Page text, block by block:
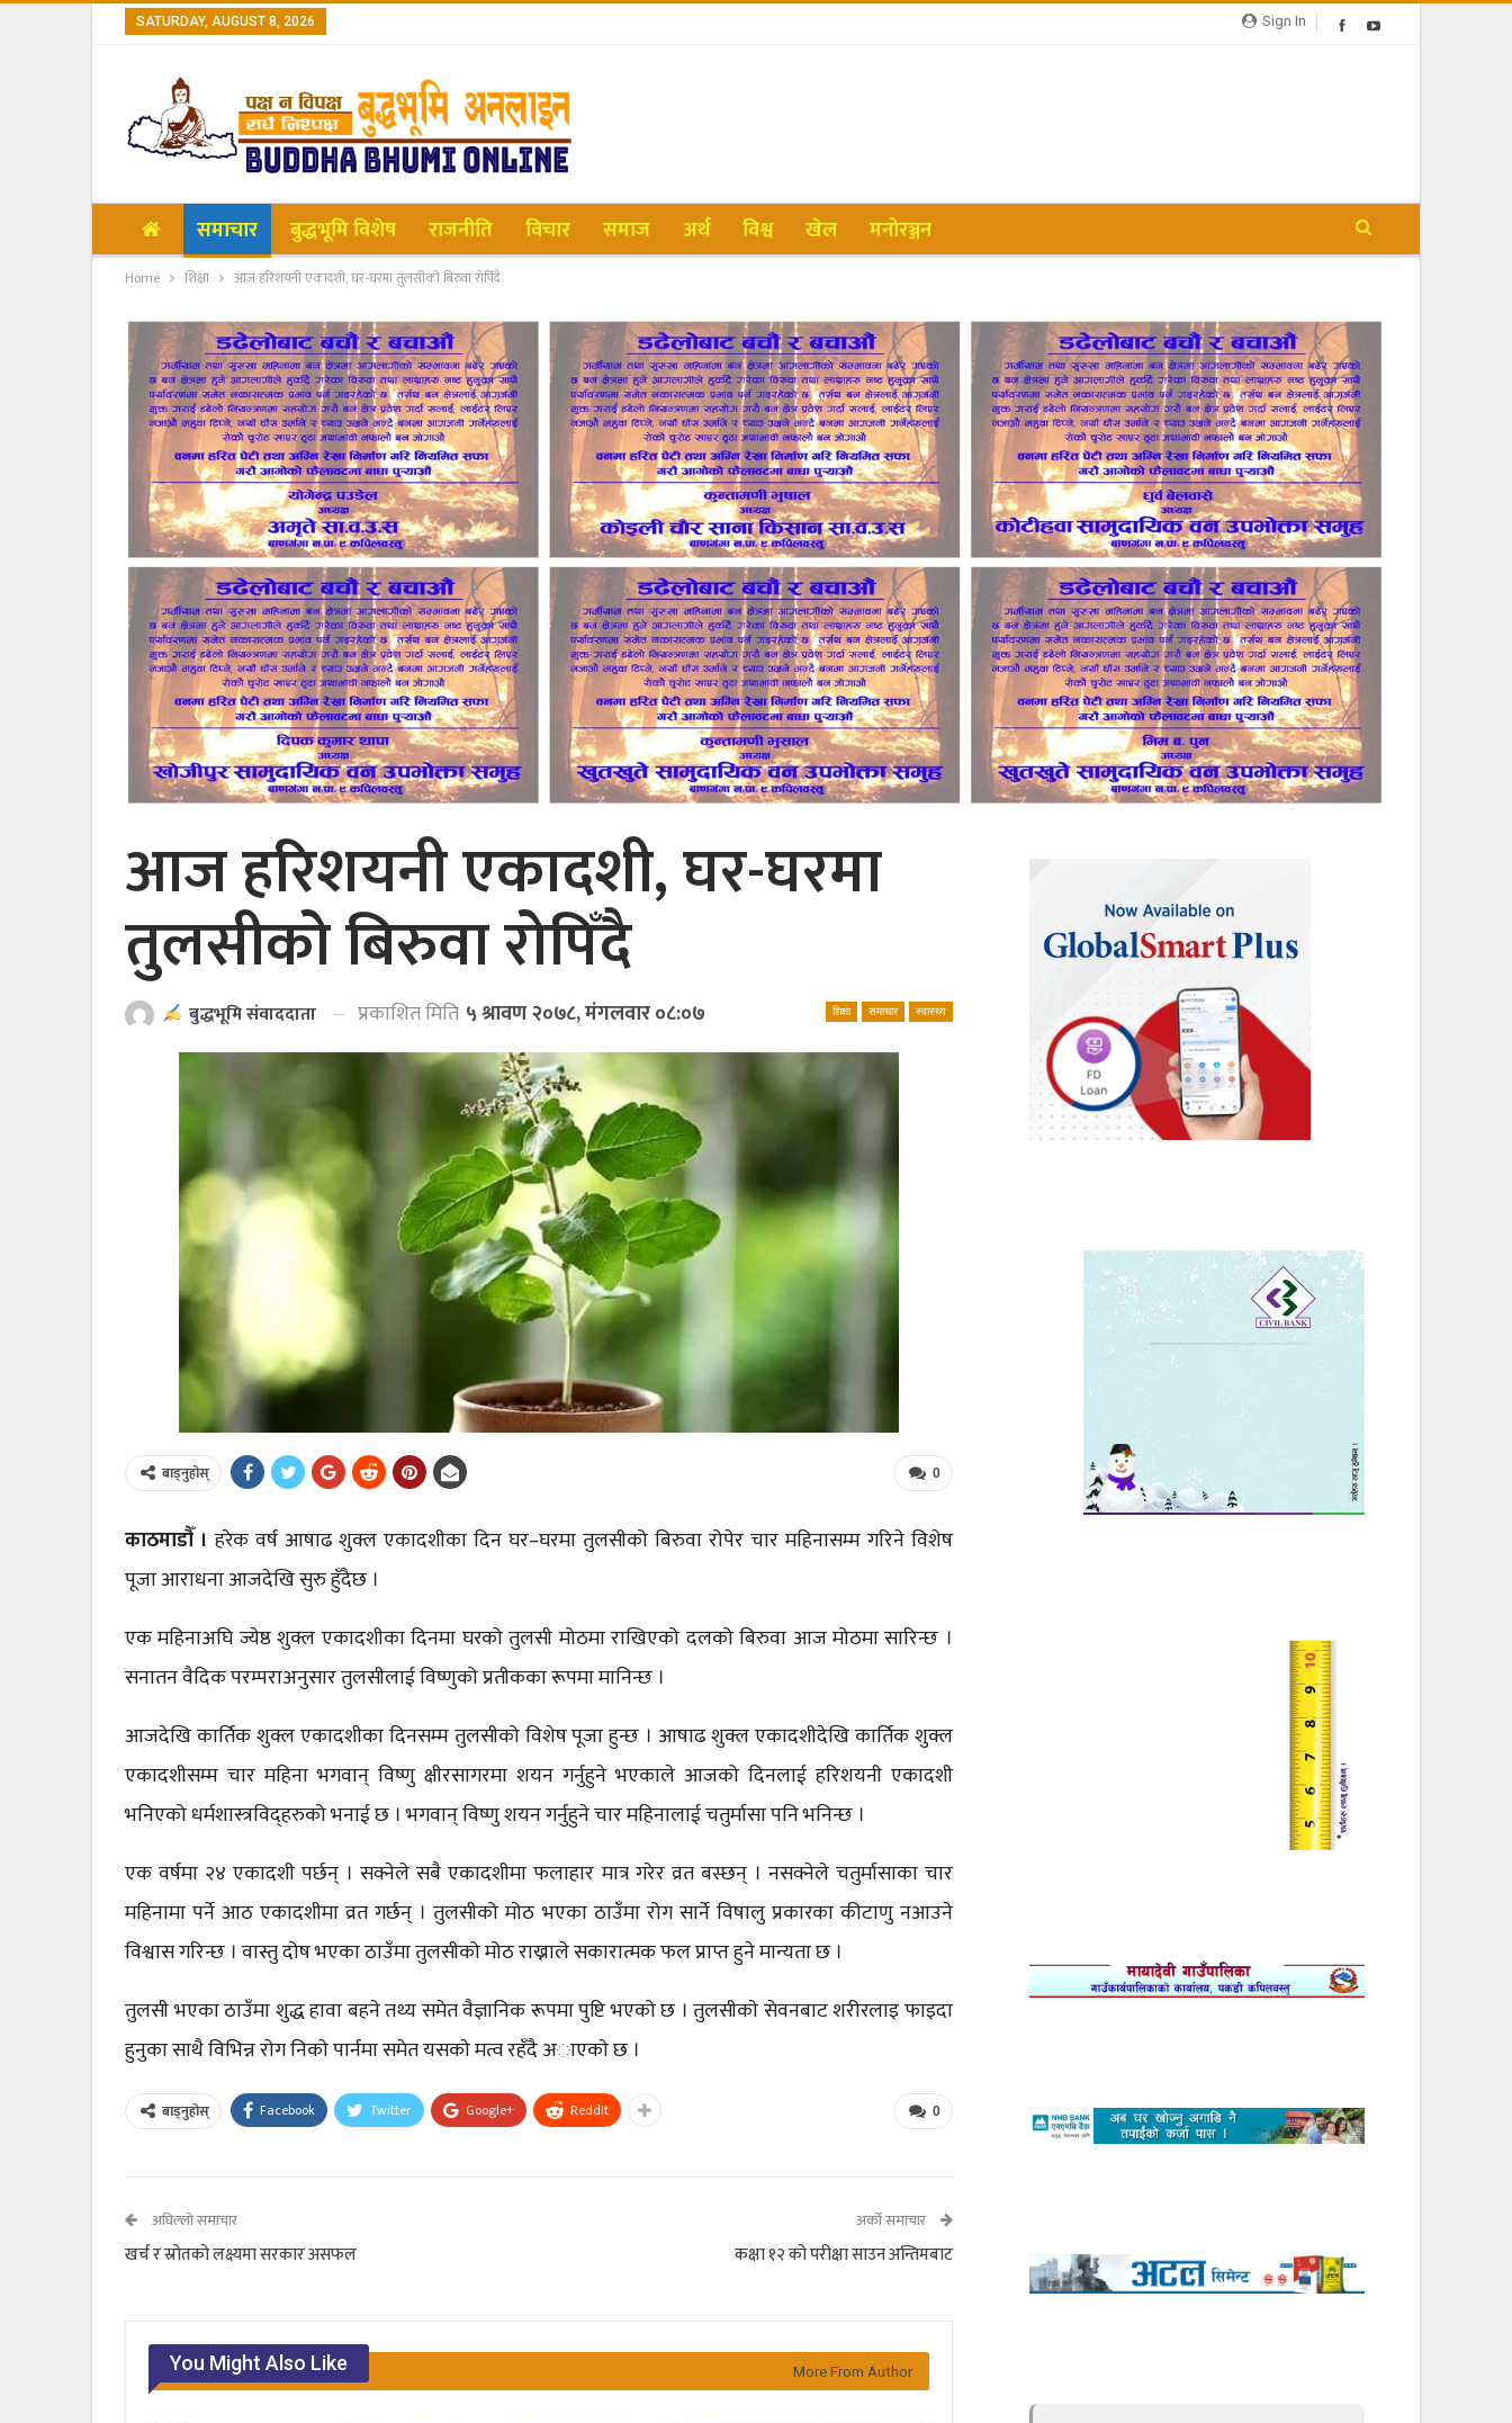
Sign In
SATURDAY, AUGUST 8, 2026
समाचार बुद्धभूमि विशेष राजनीति विचार समाज अर्थ विश्व खेल मनोरञ्जन
Home शिक्षा आज हरिशयनी एकादशी, घर-घरमा तुलसीको बिरुवा रोपिँदै
आज हरिशयनी एकादशी, घर-घरमा
तुलसीको बिरुवा रोपिँदै
शिक्षा समाचार स्वास्थ्य
बुद्धभूमि संवाददाता प्रकाशित मिति ५ श्रावण २०७८, मंगलवार ०८:०७
0
बाड्नुहोस्
काठमाडाैँ । हरेक वर्ष आषाढ शुक्ल एकादशीका दिन घर–घरमा तुलसीको बिरुवा रोपेर चार महिनासम्म गरिने विशेष
पूजा आराधना आजदेखि सुरु हुँदैछ ।
एक महिनाअघि ज्येष्ठ शुक्ल एकादशीका दिनमा घरको तुलसी मोठमा राखिएको दलको बिरुवा आज मोठमा सारिन्छ ।
सनातन वैदिक परम्पराअनुसार तुलसीलाई विष्णुको प्रतीकका रूपमा मानिन्छ ।
आजदेखि कार्तिक शुक्ल एकादशीका दिनसम्म तुलसीको विशेष पूजा हुन्छ । आषाढ शुक्ल एकादशीदेखि कार्तिक शुक्ल
एकादशीसम्म चार महिना भगवान् विष्णु क्षीरसागरमा शयन गर्नुहुने भएकाले आजको दिनलाई हरिशयनी एकादशी
भनिएको धर्मशास्त्रविद्हरुको भनाई छ । भगवान् विष्णु शयन गर्नुहुने चार महिनालाई चतुर्मासा पनि भनिन्छ ।
एक वर्षमा २४ एकादशी पर्छन् । सक्नेले सबै एकादशीमा फलाहार मात्र गरेर व्रत बस्छन् । नसक्नेले चतुर्मासाका चार
महिनामा पर्ने आठ एकादशीमा व्रत गर्छन् । तुलसीको मोठ भएका ठाउँमा रोग सार्ने विषालु प्रकारका कीटाणु नआउने
विश्वास गरिन्छ । वास्तु दोष भएका ठाउँमा तुलसीको मोठ राख्नाले सकारात्मक फल प्राप्त हुने मान्यता छ ।
तुलसी भएका ठाउँमा शुद्ध हावा बहने तथ्य समेत वैज्ञानिक रूपमा पुष्टि भएको छ । तुलसीकाे सेवनबाट शरीरलाइ फाइदा
हुनुका साथै विभिन्न राेग निकाे पार्नमा समेत यसकाे मत्व रहँदै अाएकाे छ ।
0
बाड्नुहोस् Facebook Twitter Google+ ReddIt
अघिल्लो समाचार
खर्च र स्रोतको लक्ष्यमा सरकार असफल
अर्को समाचार
कक्षा १२ को परीक्षा साउन अन्तिमबाट
You Might Also Like More From Author